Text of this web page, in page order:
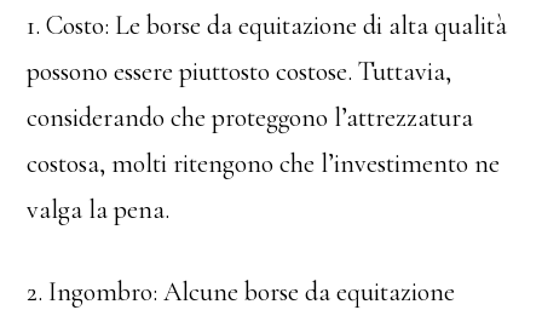
1. Costo: Le borse da equitazione di alta qualità
possono essere piuttosto costose. Tuttavia,
considerando che proteggono l’attrezzatura
costosa, molti ritengono che l’investimento ne
valga la pena.
2. Ingombro: Alcune borse da equitazione